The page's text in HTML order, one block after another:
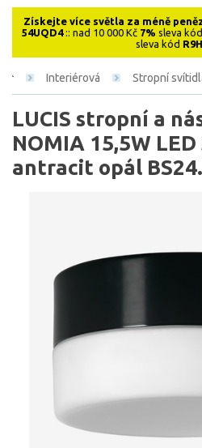
Získejte více světla za méně
54UQD4:: nad 10 000 Kč 7% sleva kód
sleva kód
Interiérová Stropní
LUCIS stropní a
NOMIA 15,5W
antracit opál